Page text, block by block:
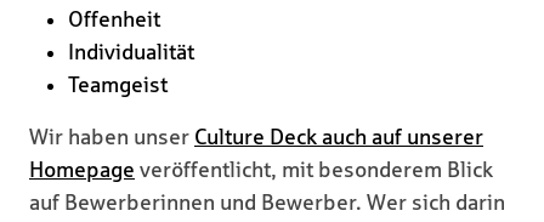
Offenheit
Individualität
Teamgeist
Wir haben unser Culture Deck auch auf unserer
Homepage veröffentlicht, mit besonderem Blick
auf Bewerberinnen und Bewerber. Wer sich darin